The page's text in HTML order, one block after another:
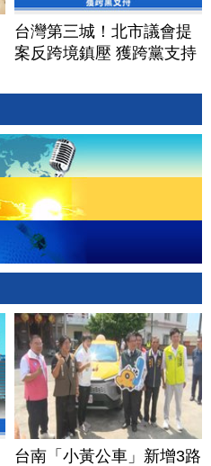
台灣第三城！北市議會提
案反跨境鎮壓 獲跨黨支持
台南「小黃公車」新增3路